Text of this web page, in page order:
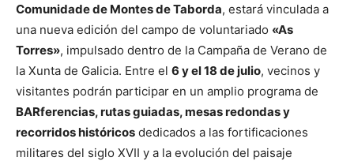
Comunidade de Montes de Taborda, estará vinculada a
una nueva edición del campo de voluntariado «As
Torres», impulsado dentro de la Campaña de Verano de
la Xunta de Galicia. Entre el 6 y el 18 de julio, vecinos y
visitantes podrán participar en un amplio programa de
BARferencias, rutas guiadas, mesas redondas y
recorridos históricos dedicados a las fortificaciones
militares del siglo XVII y a la evolución del paisaje